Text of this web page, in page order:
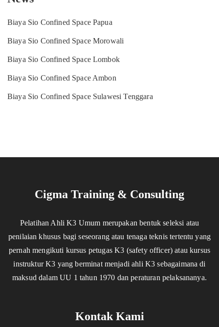
Biaya Sio Confined Space Papua
Biaya Sio Confined Space Morowali
Biaya Sio Confined Space Lombok
Biaya Sio Confined Space Ambon
Biaya Sio Confined Space Sulawesi Tenggara
Cigma Training & Consulting
Pelatihan Ahli K3 Umum merupakan bentuk seleksi atau
penilaian khusus bagi seseorang atau tenaga teknis tertentu yang
pernah mengikuti kursus petugas K3 (safety officer) atau kursus
instruktur K3 yang berminat menjadi ahli K3 sebagaimana di
maksud dalam UU 1 tahun 1970 dan peraturan pelaksananya.
Kontak Kami